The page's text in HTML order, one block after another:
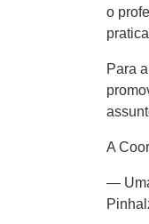
o
Para
A
—